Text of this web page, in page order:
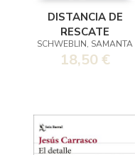
DISTANCIA DE
RESCATE
SCHWEBLIN, SAMANTA
18,50 €